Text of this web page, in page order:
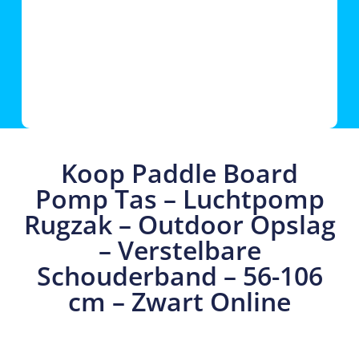
Koop Paddle Board
Pomp Tas – Luchtpomp
Rugzak – Outdoor Opslag
– Verstelbare
Schouderband – 56-106
cm – Zwart Online